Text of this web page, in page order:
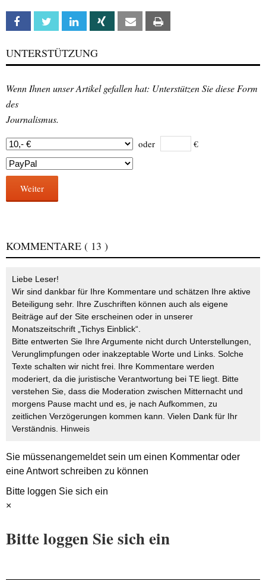
Facebook Twitter Linkedin Xing Email
UNTERSTÜTZUNG
Wenn Ihnen unser Artikel gefallen hat: Unterstützen Sie diese Form
des
Journalismus.
oder €
Weiter
KOMMENTARE ( 13 )
Liebe Leser!
Wir sind dankbar für Ihre Kommentare und schätzen Ihre aktive
Beteiligung sehr. Ihre Zuschriften können auch als eigene
Beiträge auf der Site erscheinen oder in unserer
Monatszeitschrift „Tichys Einblick“.
Bitte entwerten Sie Ihre Argumente nicht durch Unterstellungen,
Verunglimpfungen oder inakzeptable Worte und Links. Solche
Texte schalten wir nicht frei. Ihre Kommentare werden
moderiert, da die juristische Verantwortung bei TE liegt. Bitte
verstehen Sie, dass die Moderation zwischen Mitternacht und
morgens Pause macht und es, je nach Aufkommen, zu
zeitlichen Verzögerungen kommen kann. Vielen Dank für Ihr
Verständnis. Hinweis
Sie müssenangemeldetsein um einen Kommentar oder
eine Antwort schreiben zu können
Bitte loggen Sie sich ein
×
Bitte loggen Sie sich ein